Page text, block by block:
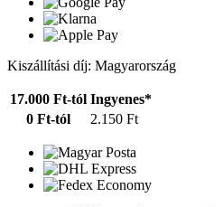
Kiszállítási díj: Magyarország
17.000 Ft-tól Ingyenes*
0 Ft-tól
2.150 Ft